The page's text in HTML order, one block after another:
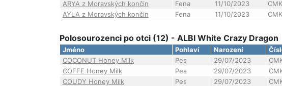
ARYA z Moravských končin
Fena 11/10/2023
AYLA z Moravských končin
Fena 11/10/2023
Polosourozenci po otci (12) - ALBI White Crazy Dragon
Jméno Pohlaví Narození
COCONUT Honey Milk
Pes 29/07/2023
COFFE Honey Milk
Pes 29/07/2023
COUDY Honey Milk
Pes 29/07/2023